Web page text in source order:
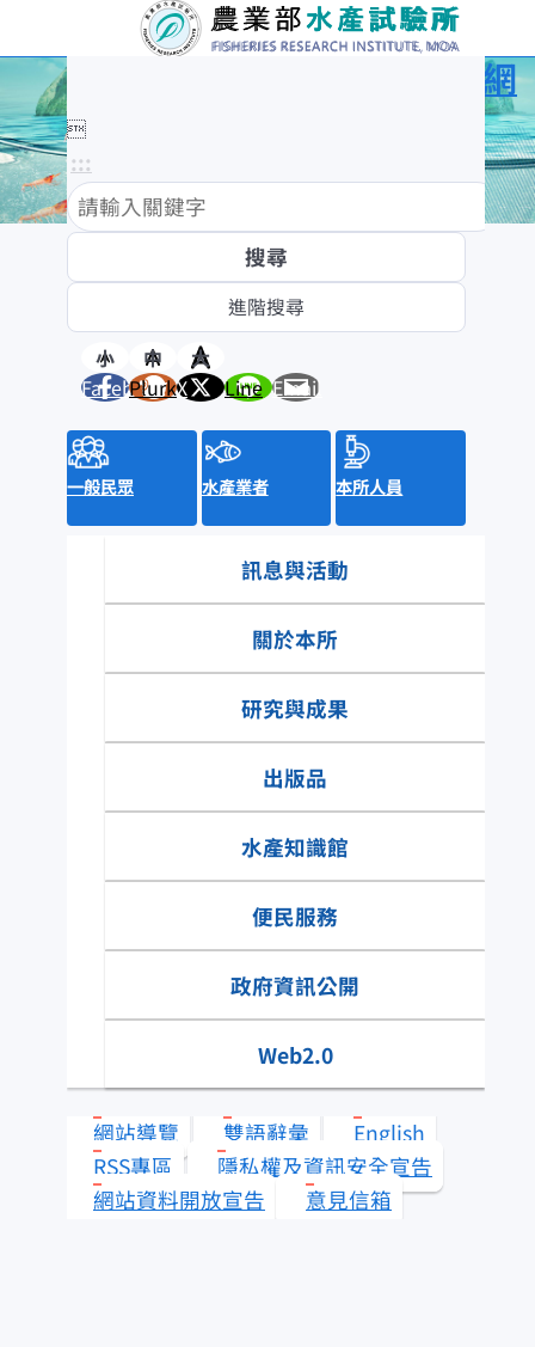
農業部水產試驗所全球資訊網

:::
小 中
大
Facebook
PlurkX Line Email
一般民眾 水產業者 本所人員
訊息與活動
關於本所
研究與成果
出版品
水產知識館
便民服務
政府資訊公開
Web2.0
網站導覽 雙語辭彙
English
RSS專區
隱私權及資訊安全宣告
網站資料開放宣告
意見信箱
:::
訊息與活動
消息公布 新聞稿
水產新聞提要招標資訊
來函照登 就業資訊
水產知識快搜
網具類有那些種
類？
水產知識淺說
其它漁業